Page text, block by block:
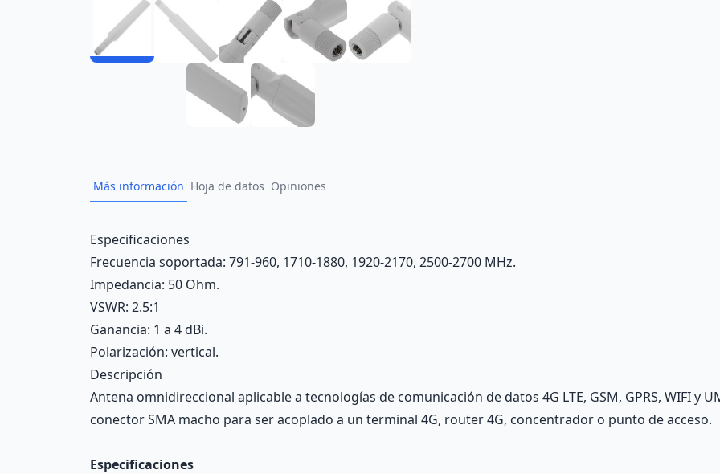
Más información Hoja de datos Opiniones
Description
Especificaciones
Frecuencia soportada: 791-960, 1710-1880, 1920-2170, 2500-2700 MHz.
Impedancia: 50 Ohm.
VSWR: 2.5:1
Ganancia: 1 a 4 dBi.
Polarización: vertical.
Descripción
Antena omnidireccional aplicable a tecnologías de comunicación de datos 4G LTE, GSM, GPRS, WIFI y
conector SMA macho para ser acoplado a un terminal 4G, router 4G, concentrador o punto de acceso.
Especificaciones